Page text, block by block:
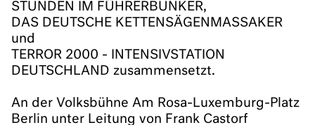
STUNDEN IM FÜHRERBUNKER,
DAS DEUTSCHE KETTENSÄGENMASSAKER
und
TERROR 2000 - INTENSIVSTATION
DEUTSCHLAND zusammensetzt.
An der Volksbühne Am Rosa-Luxemburg-Platz
Berlin unter Leitung von Frank Castorf